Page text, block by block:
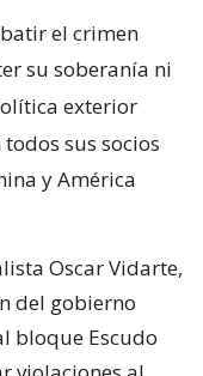
el crimen
su soberanía ni
exterior
sus socios
y América
Oscar Vidarte,
del gobierno
bloque Escudo